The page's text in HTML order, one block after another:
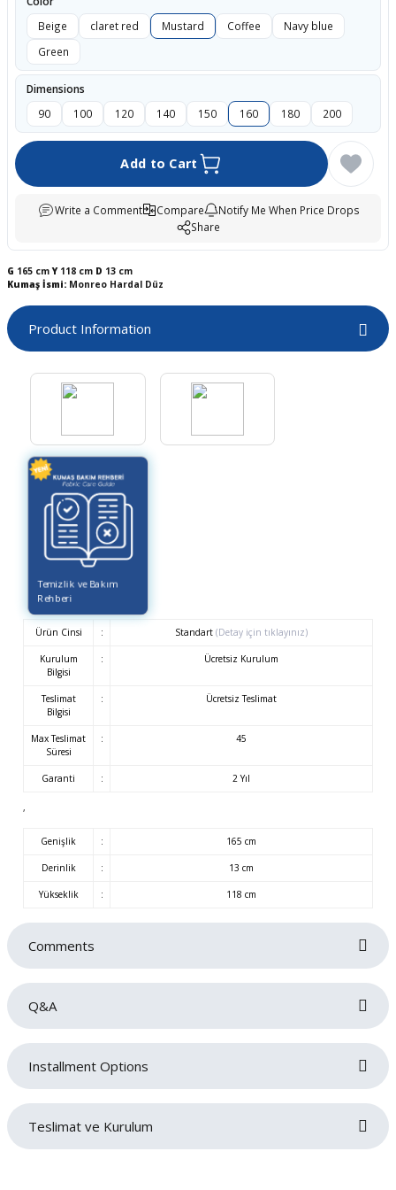
Beige
claret red Mustard Coffee
Navy blue
Green
Dimensions
90
100 120 140 150 160 180 200
Add to Cart
Write a Comment Compare
Notify Me When Price Drops
Share
G 165 cmY118 cm D 13 cm
Kumaş İsmi: Monreo Hardal Düz
Product Information
Temizlik ve Bakım
Rehberi
Ürün Cinsi : Standart (Detay için tıklayınız)
Kurulum
Bilgisi
: Ücretsiz Kurulum
Teslimat
Bilgisi
: Ücretsiz Teslimat
Max Teslimat
Süresi
: 45
Garanti : 2 Yıl
,
Genişlik : 165 cm
Derinlik : 13 cm
Yükseklik : 118 cm
Comments
Q&A
No questions have been asked about this product yet.
Installment Options
Teslimat ve Kurulum